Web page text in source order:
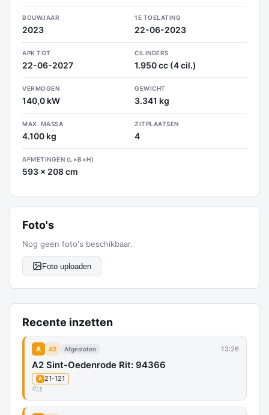
BOUWJAAR
2023
1E TOELATING
22-06-2023
APK TOT
22-06-2027
CILINDERS
1.950 cc (4 cil.)
VERMOGEN
140,0 kW
GEWICHT
3.341 kg
MAX. MASSA
4.100 kg
ZITPLAATSEN
4
AFMETINGEN (L×B×H)
593 x 208 cm
Foto's
Nog geen foto's beschikbaar.
Foto uploaden
Recente inzetten
A A2 Afgesloten 13:26
A2 Sint-Oedenrode Rit: 94366
A 21-121
1